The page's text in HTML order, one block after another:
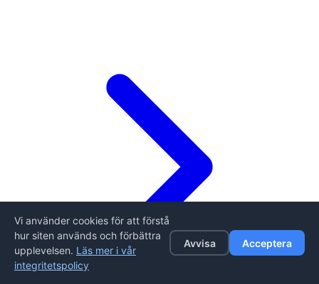
Vi använder cookies för att förstå
hur siten används och förbättra
upplevelsen. Läs mer i vår
integritetspolicy
Avvisa Acceptera